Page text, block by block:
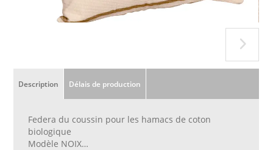
Description Délais de production
Federa du coussin pour les hamacs de coton
biologique
Modèle NOIX